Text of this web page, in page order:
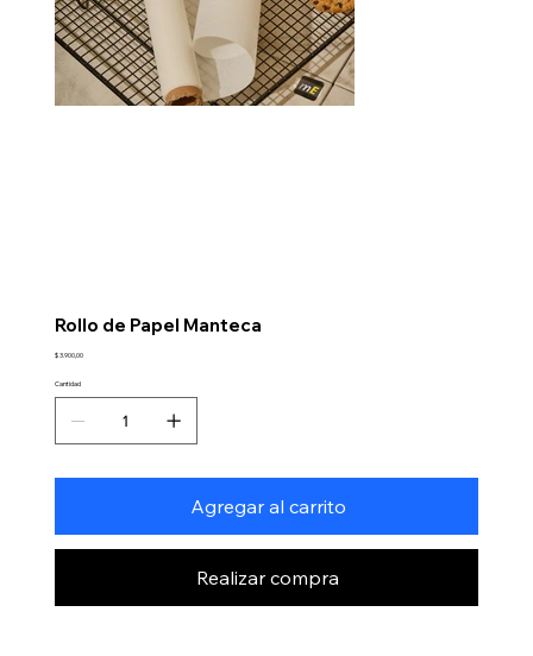
Rollo de Papel Manteca
Precio
$ 3.900,00
Cantidad
Agregar al carrito
Realizar compra